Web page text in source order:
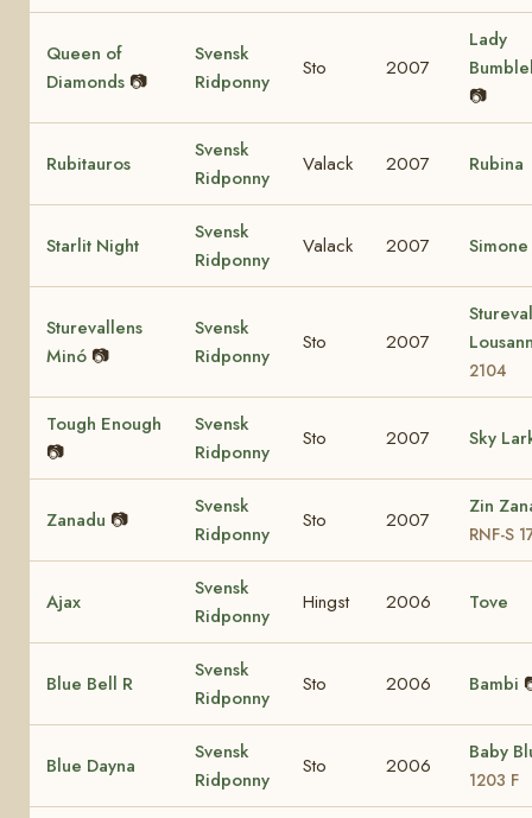
Queen of
Diamonds 📷
Svensk
Ridponny
Sto 2007
Lady
📷
Rubitauros
Svensk
Ridponny
Valack 2007 Rubina
Starlit Night
Svensk
Ridponny
Valack 2007 Simone
Sturevallens
Minó 📷
Svensk
Ridponny
Sto 2007
2104
Tough Enough
📷
Svensk
Ridponny
Sto 2007 Sky
Zanadu 📷
Svensk
Ridponny
Sto 2007
Zin
RNF-S
Ajax
Svensk
Ridponny
Hingst 2006 Tove
Blue Bell R
Svensk
Ridponny
Sto 2006 Bambi
Blue Dayna
Svensk
Ridponny
Sto 2006
Baby
1203 F